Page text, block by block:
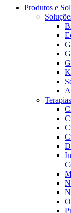
Catálogo de
Encontre o
da B. Braun
Centro de
Vamos
Saiba mais
Produtos e
Terapias